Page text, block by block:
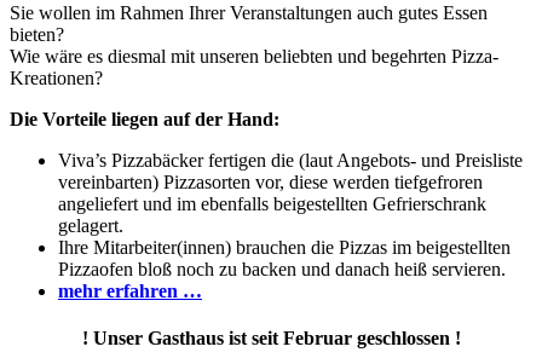
Sie wollen im Rahmen Ihrer Veranstaltungen auch gutes Essen
bieten?
Wie wäre es diesmal mit unseren beliebten und begehrten Pizza-
Kreationen?
Die Vorteile liegen auf der Hand:
Viva’s Pizzabäcker fertigen die (laut Angebots- und Preisliste
vereinbarten) Pizzasorten vor, diese werden tiefgefroren
angeliefert und im ebenfalls beigestellten Gefrierschrank
gelagert.
Ihre Mitarbeiter(innen) brauchen die Pizzas im beigestellten
Pizzaofen bloß noch zu backen und danach heiß servieren.
mehr erfahren …
! Unser Gasthaus ist seit Februar geschlossen !